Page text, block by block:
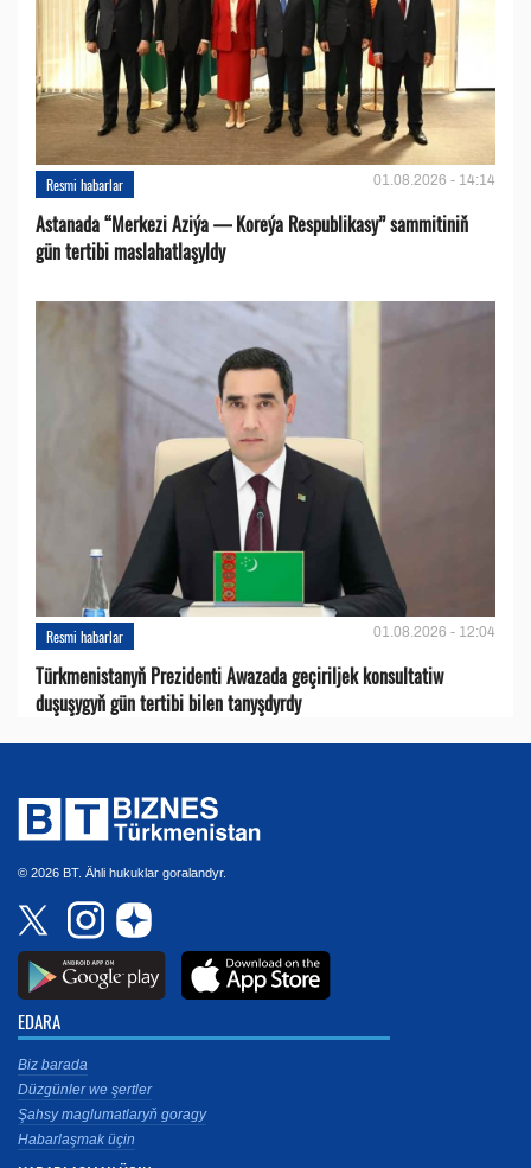
Resmi habarlar 01.08.2026 - 14:14
Astanada “Merkezi Aziýa — Koreýa Respublikasy” sammitiniň
gün tertibi maslahatlaşyldy
Resmi habarlar 01.08.2026 - 12:04
Türkmenistanyň Prezidenti Awazada geçiriljek konsultatiw
duşuşygyň gün tertibi bilen tanyşdyrdy
© 2026 BT. Ähli hukuklar goralandyr.
EDARA
Biz barada
Düzgünler we şertler
Şahsy maglumatlaryň goragy
Habarlaşmak üçin